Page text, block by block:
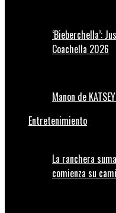
‘Bieberchella’:
Coachella 2026
Manon de
Entretenimiento
La ranchera
comienza su